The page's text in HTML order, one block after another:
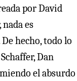
por David
es
hecho, todo lo
Dan
el absurdo